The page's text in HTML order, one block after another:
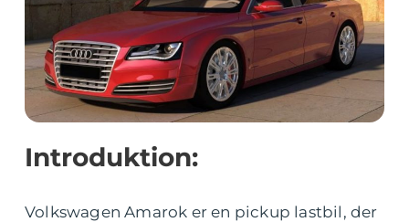
Introduktion:
Volkswagen Amarok er en pickup lastbil, der